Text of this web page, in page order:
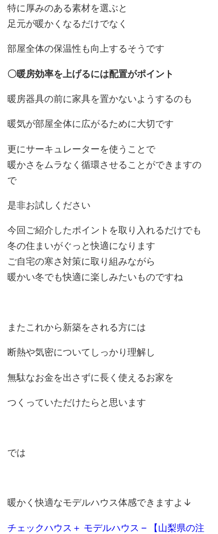
特に厚みのある素材を選ぶと
足元が暖かくなるだけでなく
部屋全体の保温性も向上するそうです
〇暖房効率を上げるには配置がポイント
暖房器具の前に家具を置かないようするのも
暖気が部屋全体に広がるために大切です
更にサーキュレーターを使うことで
暖かさをムラなく循環させることができますの
で
是非お試しください
今回ご紹介したポイントを取り入れるだけでも
冬の住まいがぐっと快適になります
ご自宅の寒さ対策に取り組みながら
暖かい冬でも快適に楽しみたいものですね
またこれから新築をされる方には
断熱や気密についてしっかり理解し
無駄なお金を出さずに長く使えるお家を
つくっていただけたらと思います
では
暖かく快適なモデルハウス体感できますよ↓
チェックハウス＋ モデルハウス – 【山梨県の注